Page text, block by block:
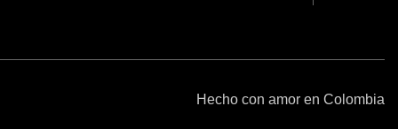
Hecho con amor en Colombia